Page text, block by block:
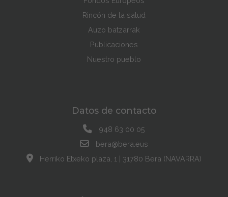
Rincón de la salud
Auzo batzarrak
Publicaciones
Nuestro pueblo
Datos de contacto
948 63 00 05
bera@bera.eus
Herriko Etxeko plaza, 1 | 31780 Bera (NAVARRA)